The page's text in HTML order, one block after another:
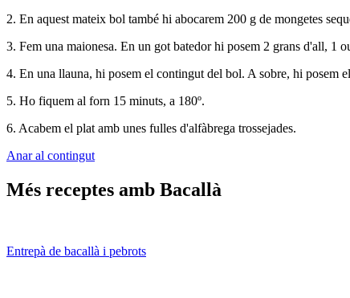
2. En aquest mateix bol també hi abocarem 200 g de mongetes
3. Fem una maionesa. En un got batedor hi posem 2 grans d'all, 1
4. En una llauna, hi posem el contingut del bol. A sobre, hi posem
5. Ho fiquem al forn 15 minuts, a 180º.
6. Acabem el plat amb unes fulles d'alfàbrega trossejades.
Anar al contingut
Més receptes amb Bacallà
Entrepà de bacallà i pebrots